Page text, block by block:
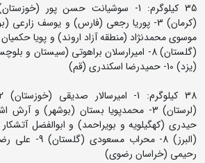
(یزد) 10- حمیدرضا اسکندری (قم)
رحیمی (خراسان رضوی)